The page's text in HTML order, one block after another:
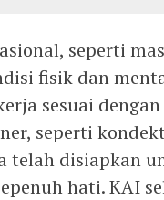
seperti
fisik dan
sesuai
seperti
telah disiapkan
hati. KAI